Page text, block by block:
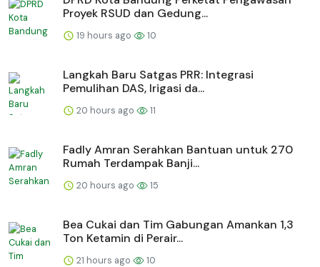
Proyek RSUD dan Gedung...
19 hours ago 10
Langkah Baru Satgas PRR: Integrasi
Pemulihan DAS, Irigasi da...
20 hours ago 11
Fadly Amran Serahkan Bantuan untuk 270
Rumah Terdampak Banji...
20 hours ago 15
Bea Cukai dan Tim Gabungan Amankan 1,3
Ton Ketamin di Perair...
21 hours ago 10